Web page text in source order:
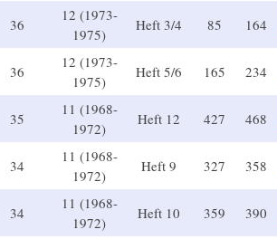
36
12 (1973-
1975)
Heft 3/4 85 164
36
12 (1973-
1975)
Heft 5/6 165 234
35
11 (1968-
1972)
Heft 12 427 468
34
11 (1968-
1972)
Heft 9 327 358
34
11 (1968-
1972)
Heft 10 359 390